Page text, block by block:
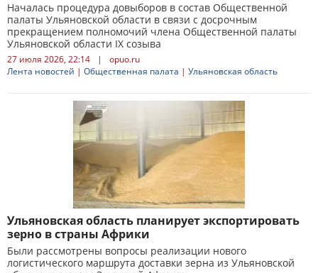
Началась процедура довыборов в состав Общественной
палаты Ульяновской области в связи с досрочным
прекращением полномочий члена Общественной палаты
Ульяновской области IX созыва
27 июля 2026, 22:14 |
opuo.ru
Лента новостей | Общественная палата | Ульяновская область
Ульяновская область планирует экспортировать
зерно в страны Африки
Были рассмотрены вопросы реализации нового
логистического маршрута доставки зерна из Ульяновской